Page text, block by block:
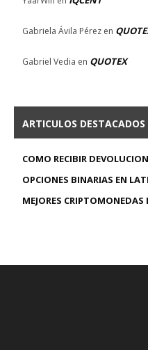
Gabriela Ávila Pérez en
Gabriel Vedia en QUOTEX
ARTICULOS DESTACADOS
COMO RECIBIR
OPCIONES BINARIAS EN
MEJORES CRIPTOMONEDAS